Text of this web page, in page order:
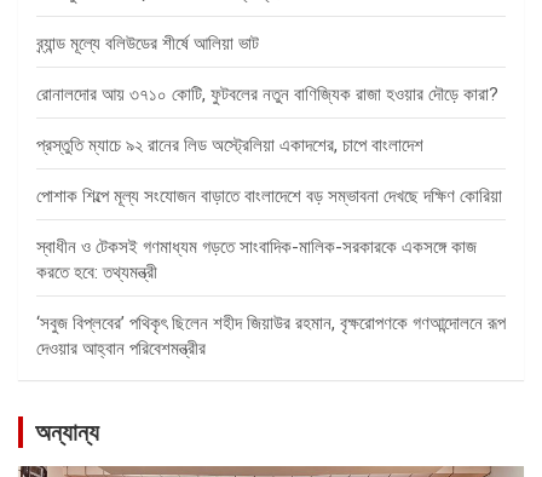
ব্র্যান্ড মূল্যে বলিউডের শীর্ষে আলিয়া ভাট
রোনালদোর আয় ৩৭১০ কোটি, ফুটবলের নতুন বাণিজ্যিক রাজা হওয়ার দৌড়ে কারা?
প্রস্তুতি ম্যাচে ৯২ রানের লিড অস্ট্রেলিয়া একাদশের, চাপে বাংলাদেশ
পোশাক শিল্পে মূল্য সংযোজন বাড়াতে বাংলাদেশে বড় সম্ভাবনা দেখছে দক্ষিণ কোরিয়া
স্বাধীন ও টেকসই গণমাধ্যম গড়তে সাংবাদিক-মালিক-সরকারকে একসঙ্গে কাজ
করতে হবে: তথ্যমন্ত্রী
‘সবুজ বিপ্লবের’ পথিকৃৎ ছিলেন শহীদ জিয়াউর রহমান, বৃক্ষরোপণকে গণআন্দোলনে রূপ
দেওয়ার আহ্বান পরিবেশমন্ত্রীর
অন্যান্য